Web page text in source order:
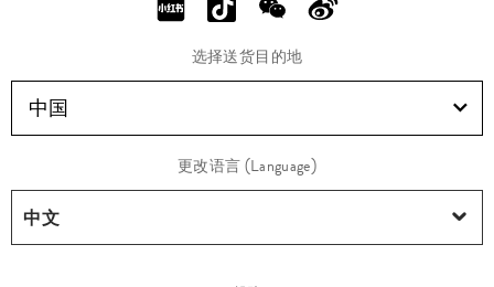
选择送货目的地
中国
更改语言 (Language)